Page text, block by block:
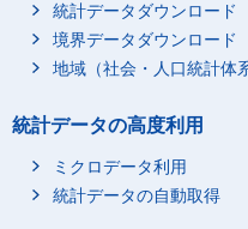
統計データダウンロード
境界データダウンロード
地域（社会・人口統計体
統計データの高度利用
ミクロデータ利用
統計データの自動取得